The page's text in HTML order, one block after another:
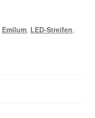
Emilum, LED-Streifen,